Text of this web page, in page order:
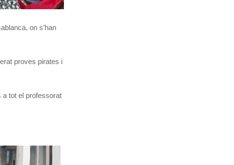
on s’han
proves pirates i
a tot el professorat